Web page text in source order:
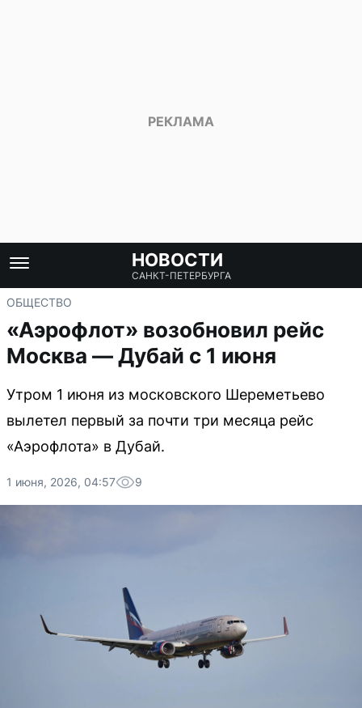
НОВОСТИ
САНКТ-ПЕТЕРБУРГА
ОБЩЕСТВО
«Аэрофлот» возобновил рейс
Москва — Дубай с 1 июня
Утром 1 июня из московского Шереметьево
вылетел первый за почти три месяца рейс
«Аэрофлота» в Дубай.
1 июня, 2026, 04:57 9